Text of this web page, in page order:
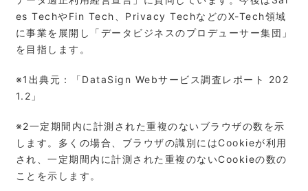
es TechやFin Tech、Privacy TechなどのX-Tech領域
に事業を展開し「データビジネスのプロデューサー集団」
を目指します。
※1出典元：「DataSign Webサービス調査レポート 202
1.2」
※2⼀定期間内に計測された重複のないブラウザの数を⽰
します。多くの場合、ブラウザの識別にはCookieが利⽤
され、⼀定期間内に計測された重複のないCookieの数の
ことを⽰します。